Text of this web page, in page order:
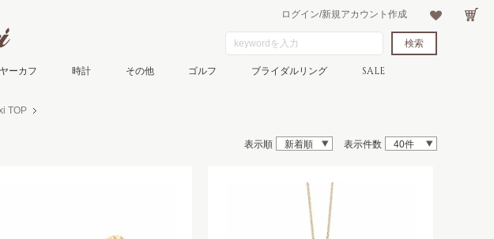
ーカフ 時計 その他 ゴルフ ブライダルリング SALE
TOP
表示順 新着順 表示件数 40件
ログイン/新規アカウント作成